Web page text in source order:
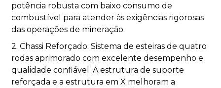
potência robusta com baixo consumo de
combustível para atender às exigências rigorosas
das operações de mineração.
2. Chassi Reforçado: Sistema de esteiras de quatro
rodas aprimorado com excelente desempenho e
qualidade confiável. A estrutura de suporte
reforçada e a estrutura em X melhoram a